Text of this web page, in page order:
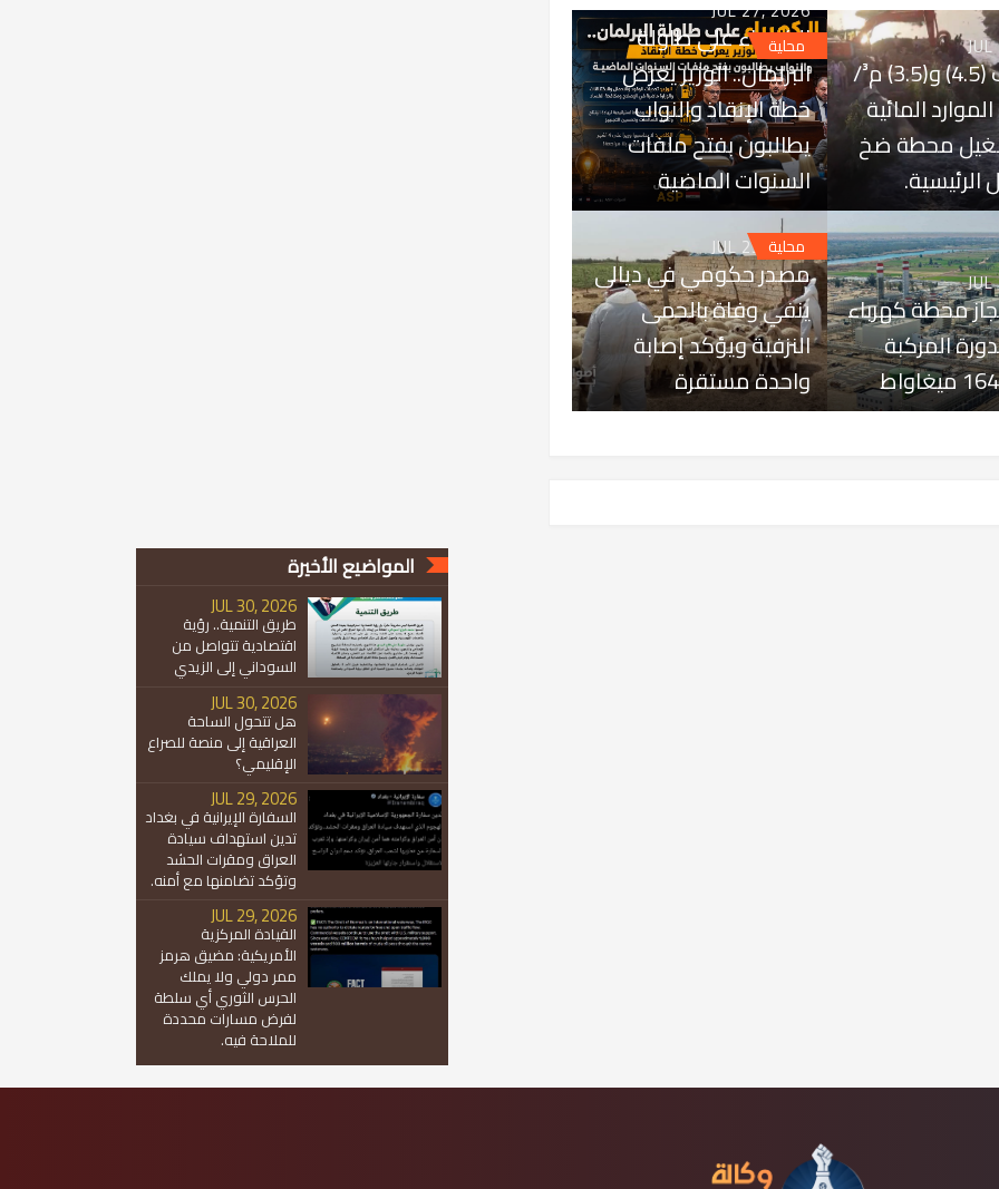
بتصاريف (4.5) و(3.5) م³/
الموارد المائية
محطة ضخ
الرئيسية.
محلية
JUL 27, 2026
الكهرباء على طاولة
البرلمان.. الوزير يعرض
خطة الإنقاذ والنواب
يطالبون بفتح ملفات
السنوات الماضية
محطة كهرباء
المركبة
محلية
JUL 25, 2026
مصدر حكومي في ديالى
ينفي وفاة بالحمى
النزفية ويؤكد إصابة
واحدة مستقرة
المواضيع الأخيرة
JUL 30, 2026
طريق التنمية.. رؤية
اقتصادية تتواصل من
السوداني إلى الزيدي
JUL 30, 2026
هل تتحول الساحة
العراقية إلى منصة للصراع
الإقليمي؟
JUL 29, 2026
السفارة الإيرانية في بغداد
تدين استهداف سيادة
العراق ومقرات الحشد
وتؤكد تضامنها مع أمنه.
JUL 29, 2026
القيادة المركزية
الأمريكية: مضيق هرمز
ممر دولي ولا يملك
الحرس الثوري أي سلطة
لفرض مسارات محددة
للملاحة فيه.